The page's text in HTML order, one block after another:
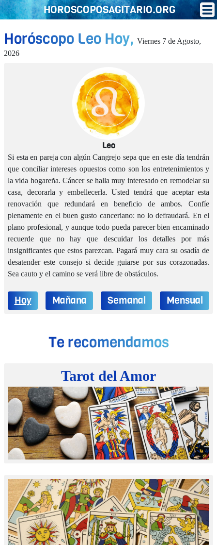
HOROSCOPOSAGITARIO.ORG
Horóscopo Leo Hoy, Viernes 7 de Agosto,
2026
Leo
Si esta en pareja con algún Cangrejo sepa que en este día tendrán
que conciliar intereses opuestos como son los entretenimientos y
la vida hogareña. Cáncer se halla muy interesado en remodelar su
casa, decorarla y embellecerla. Usted tendrá que aceptar esta
renovación que redundará en beneficio de ambos. Confíe
plenamente en el buen gusto canceriano: no lo defraudará. En el
plano profesional, y aunque todo pueda parecer bien encaminado
recuerde que no hay que descuidar los detalles por más
insignificantes que estos parezcan. Pagará muy cara su osadía de
desatender este consejo si decide guiarse por sus corazonadas.
Sea cauto y el camino se verá libre de obstáculos.
Hoy Mañana Semanal Mensual
Te recomendamos
Tarot del Amor